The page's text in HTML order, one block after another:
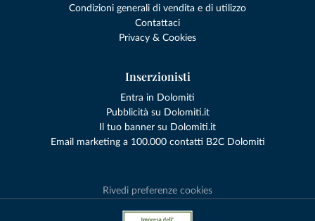
Condizioni generali di vendita e di utilizzo
Contattaci
Privacy & Cookies
Inserzionisti
Entra in Dolomiti
Pubblicità su Dolomiti.it
Il tuo banner su Dolomiti.it
Email marketing a 100.000 contatti B2C Dolomiti
Rivedi preferenze cookies